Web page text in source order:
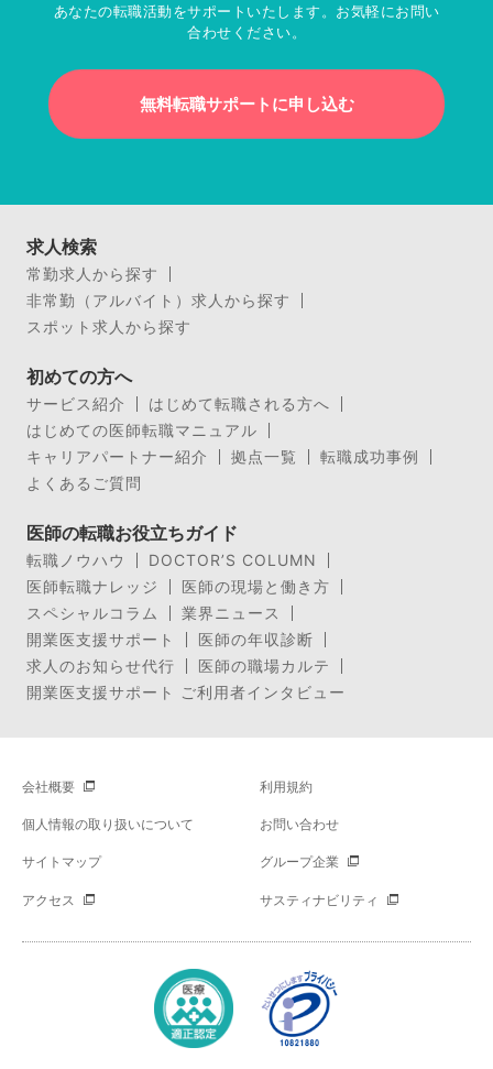
あなたの転職活動をサポートいたします。お気軽にお問い
合わせください。
無料転職サポートに申し込む
求人検索
常勤求人から探す
非常勤（アルバイト）求人から探す
スポット求人から探す
初めての方へ
サービス紹介
はじめて転職される方へ
はじめての医師転職マニュアル
キャリアパートナー紹介
拠点一覧
転職成功事例
よくあるご質問
医師の転職お役立ちガイド
転職ノウハウ
DOCTOR’S COLUMN
医師転職ナレッジ
医師の現場と働き方
スペシャルコラム
業界ニュース
開業医支援サポート
医師の年収診断
求人のお知らせ代行
医師の職場カルテ
開業医支援サポート ご利用者インタビュー
会社概要 利用規約
個人情報の取り扱いについて お問い合わせ
サイトマップ グループ企業
アクセス サスティナビリティ